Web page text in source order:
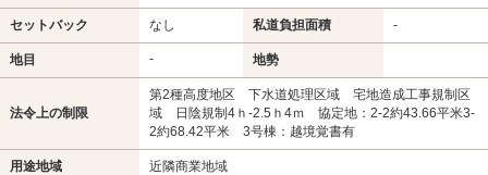
セットバック なし 私道負担面積 -
地目 - 地勢
法令上の制限
第2種高度地区 下水道処理区域 宅地造成工事規制区
域 日陰規制4ｈ-2.5ｈ4ｍ 協定地：2-2約43.66平米3-
2約68.42平米 3号棟：越境覚書有
用途地域 近隣商業地域